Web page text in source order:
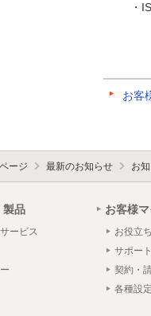
・
お客
ージ 最新のお知らせ お
製品
ービス
お客様
お役立
サポート
契約・
各種設定